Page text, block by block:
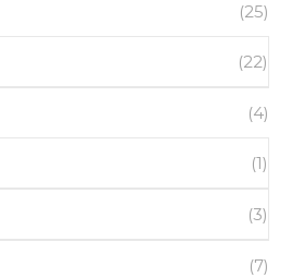
(25)
(22)
(4)
(1)
(3)
(7)